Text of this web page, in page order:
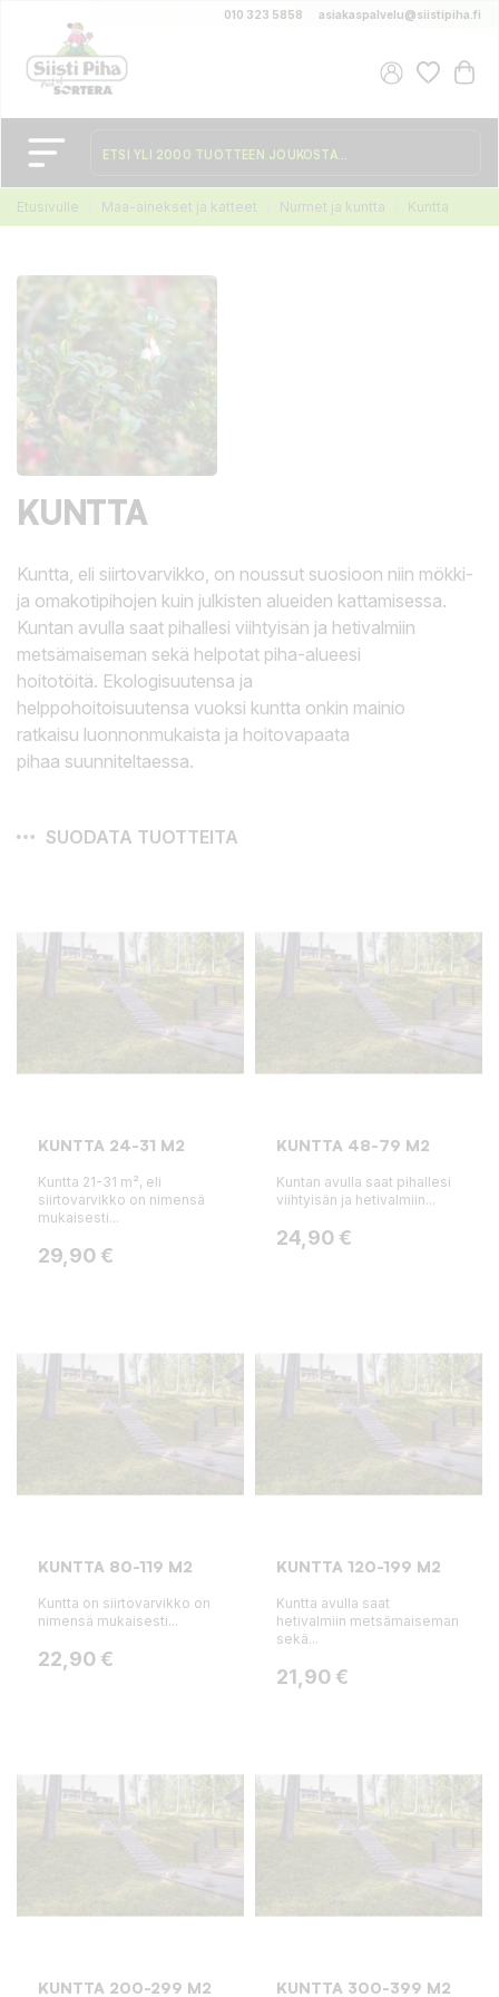
010 323 5858 asiakaspalvelu@siistipiha.fi
Etusivulle Maa-ainekset ja katteet Nurmet ja kuntta Kuntta
KUNTTA
Kuntta, eli siirtovarvikko, on noussut suosioon niin mökki-
ja omakotipihojen kuin julkisten alueiden kattamisessa.
Kuntan avulla saat pihallesi viihtyisän ja hetivalmiin
metsämaiseman sekä helpotat piha-alueesi
hoitotöitä. Ekologisuutensa ja
helppohoitoisuutensa vuoksi kuntta onkin mainio
ratkaisu luonnonmukaista ja hoitovapaata
pihaa suunniteltaessa.
SUODATA TUOTTEITA
KUNTTA 24-31 M2
Kuntta 21-31 m², eli
siirtovarvikko on nimensä
mukaisesti...
Hinta
29,90 €
KUNTTA 48-79 M2
Kuntan avulla saat pihallesi
viihtyisän ja hetivalmiin...
Hinta
24,90 €
KUNTTA 80-119 M2
Kuntta on siirtovarvikko on
nimensä mukaisesti...
Hinta
22,90 €
KUNTTA 120-199 M2
Kuntta avulla saat
hetivalmiin metsämaiseman
sekä...
Hinta
21,90 €
KUNTTA 200-299 M2 KUNTTA 300-399 M2